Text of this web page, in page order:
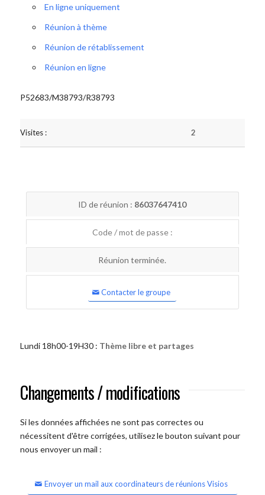
En ligne uniquement
Réunion à thème
Réunion de rétablissement
Réunion en ligne
P52683/M38793/R38793
Visites : 2
ID de réunion : 86037647410
Code / mot de passe :
Réunion terminée.
Contacter le groupe
Lundi 18h00-19H30 : Thème libre et partages
Changements / modifications
Si les données affichées ne sont pas correctes ou
nécessitent d'être corrigées, utilisez le bouton suivant pour
nous envoyer un mail :
Envoyer un mail aux coordinateurs de réunions Visios